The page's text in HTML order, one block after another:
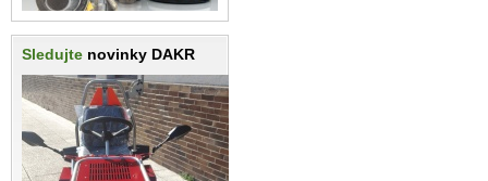
Sledujte novinky DAKR